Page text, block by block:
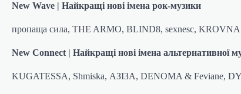
New Wave | Найкращі нові імена рок-музики
пропаща сила, THE ARMO, BLIND8, sexnesc, KROVNA
New Connect | Найкращі нові імена альтернативної
KUGATESSA, Shmiska, АЗІЗА, DENOMA & Feviane,